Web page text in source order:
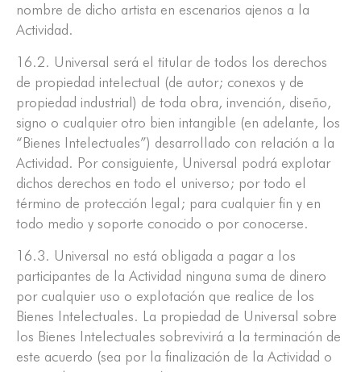
nombre de dicho artista en escenarios ajenos a la
Actividad.
16.2. Universal será el titular de todos los derechos
de propiedad intelectual (de autor; conexos y de
propiedad industrial) de toda obra, invención, diseño,
signo o cualquier otro bien intangible (en adelante, los
“Bienes Intelectuales”) desarrollado con relación a la
Actividad. Por consiguiente, Universal podrá explotar
dichos derechos en todo el universo; por todo el
término de protección legal; para cualquier fin y en
todo medio y soporte conocido o por conocerse.
16.3. Universal no está obligada a pagar a los
participantes de la Actividad ninguna suma de dinero
por cualquier uso o explotación que realice de los
Bienes Intelectuales. La propiedad de Universal sobre
los Bienes Intelectuales sobrevivirá a la terminación de
este acuerdo (sea por la finalización de la Actividad o